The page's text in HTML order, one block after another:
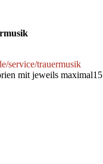
service/trauermusik
mit jeweils